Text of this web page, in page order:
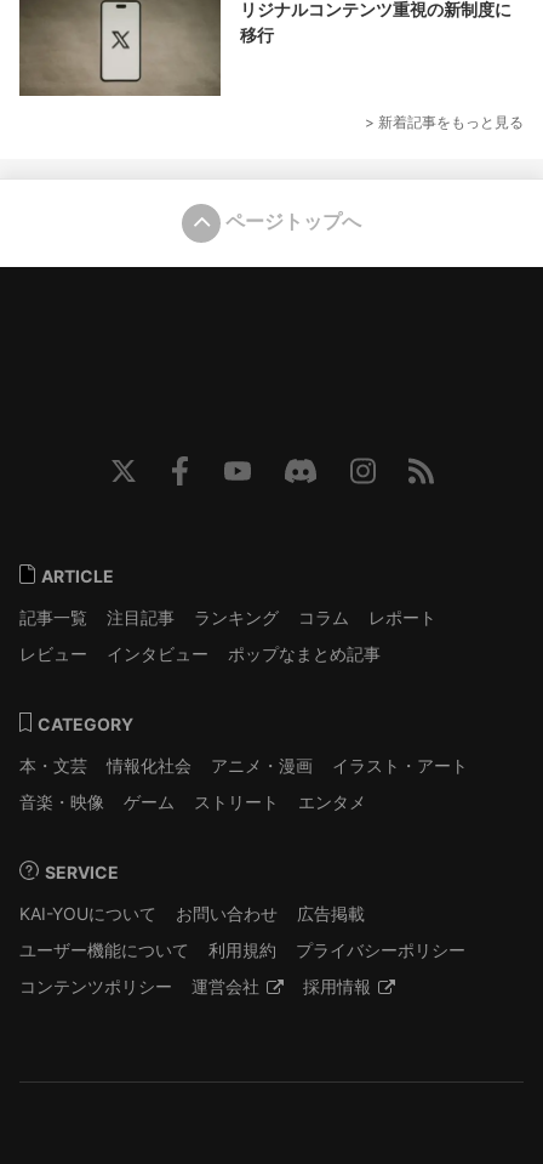
リジナルコンテンツ重視の新制度に
移行
> 新着記事をもっと見る
ページトップへ
ARTICLE
記事一覧
注目記事 ランキング コラム
レポート
レビュー
インタビュー ポップなまとめ記事
CATEGORY
本・文芸
情報化社会 アニメ・漫画
イラスト・アート
音楽・映像
ゲーム ストリート エンタメ
SERVICE
KAI-YOUについて
お問い合わせ
広告掲載
ユーザー機能について
利用規約
プライバシーポリシー
コンテンツポリシー
運営会社 採用情報